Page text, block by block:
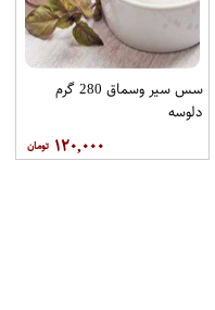
سس سیر وسماق 280 گرم
دلوسه
۱۲۰,۰۰۰